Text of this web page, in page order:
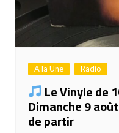
A la Une Radio
Le Vinyle de
Dimanche 9
de partir